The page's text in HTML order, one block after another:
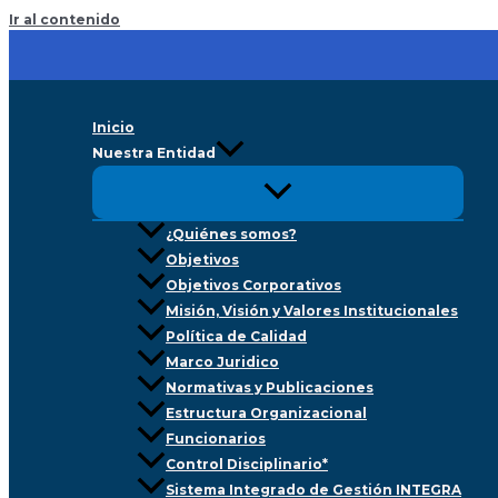
Ir al contenido
Inicio
Nuestra Entidad
¿Quiénes somos?
Objetivos
Objetivos Corporativos
Misión, Visión y Valores Institucionales
Política de Calidad
Marco Juridico
Normativas y Publicaciones
Estructura Organizacional
Funcionarios
Control Disciplinario*
Sistema Integrado de Gestión INTEGRA